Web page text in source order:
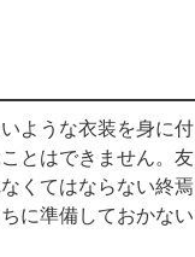
ような衣装を身に付
とはできません。友
くてはならない終焉
に準備しておかない